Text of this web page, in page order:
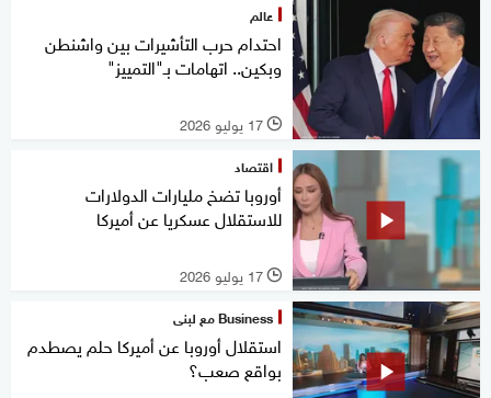
عالم
احتدام حرب التأشيرات بين واشنطن
وبكين.. اتهامات بـ"التمييز"
l 17 يوليو 2026
اقتصاد
أوروبا تضخ مليارات الدولارات
للاستقلال عسكريا عن أميركا
l 17 يوليو 2026
Business مع لبنى
استقلال أوروبا عن أميركا حلم يصطدم
بواقع صعب؟